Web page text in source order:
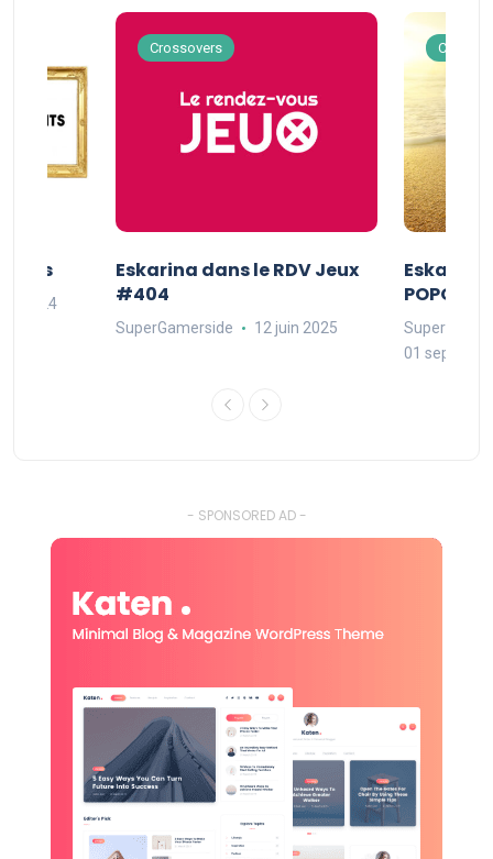
2024
Crossovers
Eskarina dans le RDV Jeux
#404
SuperGamerside 12 juin 2025
Eskarina
01
- SPONSORED AD -